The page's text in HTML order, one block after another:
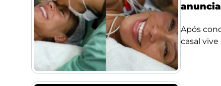
Após
casal